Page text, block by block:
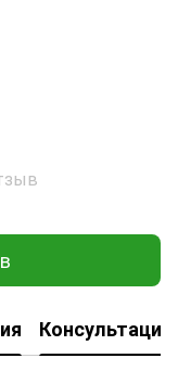
Консультация